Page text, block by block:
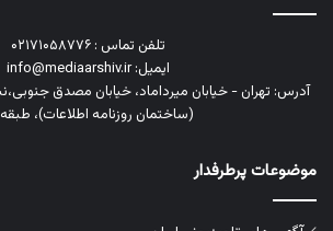
تلفن تماس : ۰۲۱۷۱۰۵۸۷۷۶
ایمیل: info@mediaarshiv.ir
(ساختمان روزنامه اطلاعات)، طبقه ۱۳
موضوعات پرطرفدار